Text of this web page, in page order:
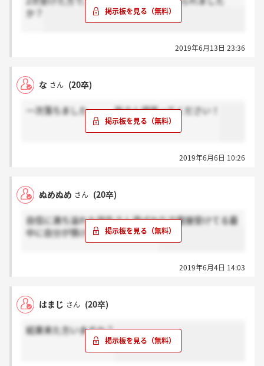
か？
2019年6月13日 23:36
な さん (20卒)
一次落ちました、、、皆さん頑張ってください！
2019年6月6日 10:26
ぬめぬめ さん (20卒)
自信に満ち溢れた学生さん達ばかりで面接受けてる最
中に自分が情けなくなった、、、
2019年6月4日 14:03
はまじ さん (20卒)
結果来た方いますか？